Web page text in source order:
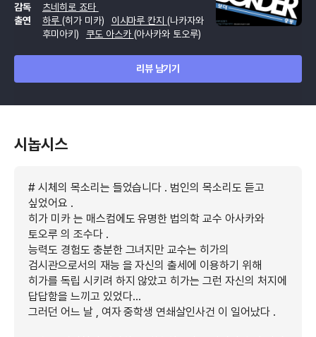
감독
츠네히로 죠타
출연
하루 (히가 미카) 이시마루 칸지(나카자와
후미아키)
쿠도 아스카 (아사카와 토오루)
리뷰 남기기
시놉시스
# 시체의 목소리는 들었습니다 . 범인의 목소리도 듣고
싶었어요 .
히가 미카 는 매스컴에도 유명한 법의학 교수 아사카와
토오루 의 조수다 .
능력도 경험도 충분한 그녀지만 교수는 히가의
검시관으로서의 재능 을 자신의 출세에 이용하기 위해
히가를 독립 시키려 하지 않았고 히가는 그런 자신의 처지에
답답함을 느끼고 있었다…
그러던 어느 날 , 여자 중학생 연쇄살인사건 이 일어났다 .